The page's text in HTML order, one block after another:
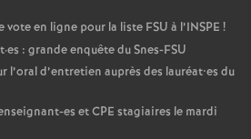
vote en ligne pour la liste FSU à l’INSPE !
·es : grande enquête du Snes-FSU
l’oral d’entretien auprès des lauréat•es du
es etCPE stagiaires le mardi